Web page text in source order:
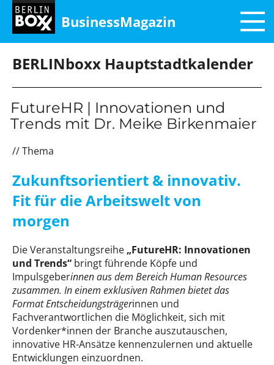
BusinessMagazin
BERLINboxx Hauptstadtkalender
FutureHR | Innovationen und
Trends mit Dr. Meike Birkenmaier
// Thema
Zukunftsorientiert & innovativ.
Fit für die Arbeitswelt von
morgen
Die Veranstaltungsreihe „FutureHR: Innovationen
und Trends“ bringt führende Köpfe und
Impulsgeberinnen aus dem Bereich Human Resources
zusammen. In einem exklusiven Rahmen bietet das
Format Entscheidungsträgerinnen und
Fachverantwortlichen die Möglichkeit, sich mit
Vordenker*innen der Branche auszutauschen,
innovative HR-Ansätze kennenzulernen und aktuelle
Entwicklungen einzuordnen.